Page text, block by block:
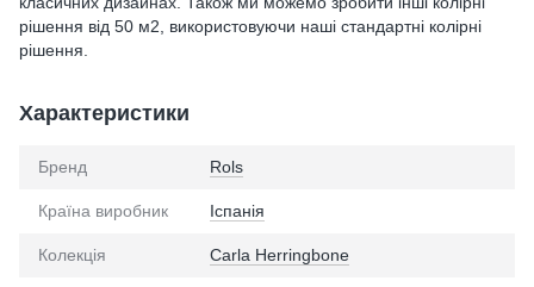
рішення від 50 м2, використовуючи наші стандартні колірні
рішення.
Характеристики
Бренд Rols
Країна виробник Іспанія
Колекція Carla Herringbone